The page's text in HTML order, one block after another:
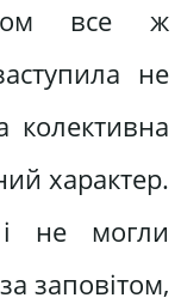
все ж
не
колективна
характер.
і не могли
заповітом,